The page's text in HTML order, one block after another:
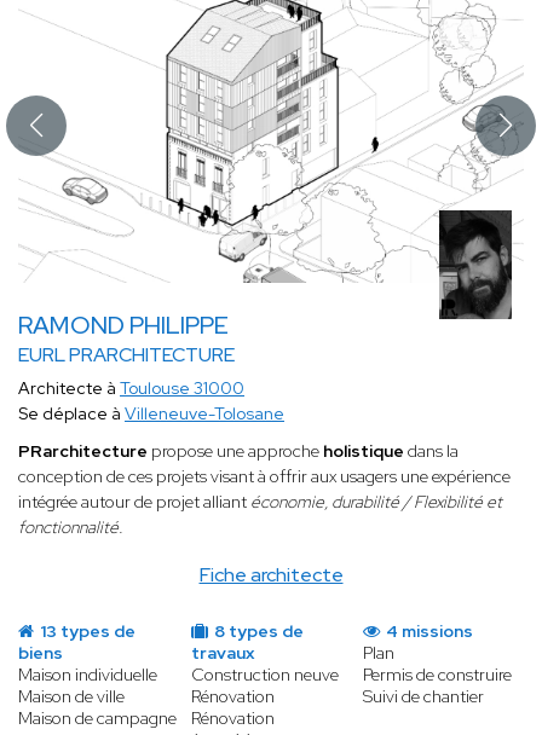
RAMOND PHILIPPE
EURL PRARCHITECTURE
Fiche architecte
Architecte à Toulouse 31000
Se déplace à Villeneuve-Tolosane
PRarchitecture propose une approche holistique dans la
conception de ces projets visant à offrir aux usagers une expérience
intégrée autour de projet alliant économie, durabilité / Flexibilité et
fonctionnalité.
13 types de
biens
Maison individuelle
Maison de ville
Maison de campagne
8 types de
travaux
Construction neuve
Rénovation
Rénovation
4 missions
Plan
Permis de construire
Suivi de chantier